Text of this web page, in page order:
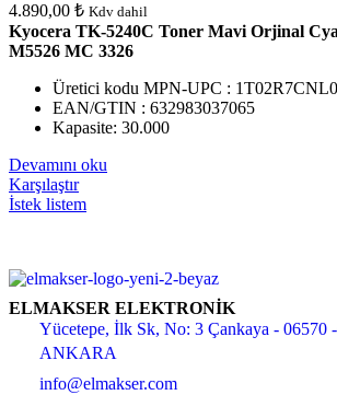
4.890,00 ₺ Kdv dahil
Kyocera TK-5240C Toner Mavi Orjinal
M5526 MC 3326
Üretici kodu MPN-UPC : 1T02R7CNL0
EAN/GTIN : 632983037065
Kapasite: 30.000
Devamını oku
Karşılaştır
İstek listem
ELMAKSER ELEKTRONİK
Yücetepe, İlk Sk, No: 3 Çankaya - 06570
ANKARA
info@elmakser.com